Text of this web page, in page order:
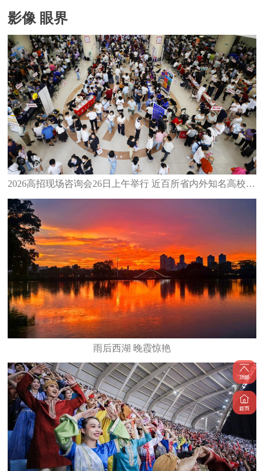
影像 眼界
2026高招现场咨询会26日上午举行 近百所省内外知名高校齐聚泉州
雨后西湖 晚霞惊艳